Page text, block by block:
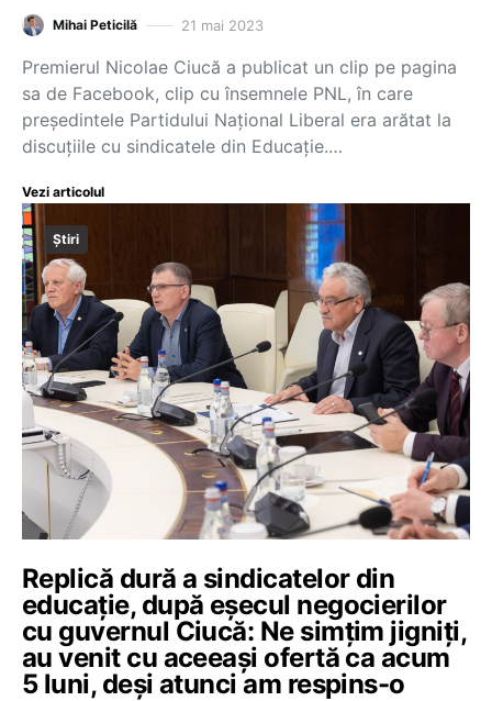
Mihai Peticilă 21 mai 2023
Premierul Nicolae Ciucă a publicat un clip pe pagina
sa de Facebook, clip cu însemnele PNL, în care
președintele Partidului Național Liberal era arătat la
discuțiile cu sindicatele din Educație.…
Vezi articolul
Știri
Replică dură a sindicatelor din
educație, după eșecul negocierilor
cu guvernul Ciucă: Ne simțim jigniți,
au venit cu aceeași ofertă ca acum
5 luni, deși atunci am respins-o